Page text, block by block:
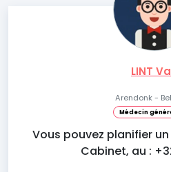
LINT
Arendonk -
Médecin
Vous pouvez planifier
Cabinet, au :